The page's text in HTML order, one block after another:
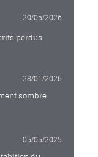
20/05/2026
perdus
28/01/2026
sombre
05/05/2025